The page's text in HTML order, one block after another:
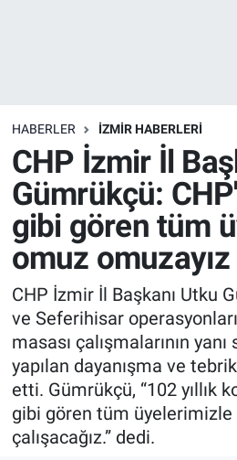
HABERLER İZMİR HABERLERİ
CHP İzmir İl
Gümrükçü:
gibi gören tüm
omuz omuzayız
CHP İzmir İl Başkanı Utku
ve Seferihisar
masası çalışmalarının yanı
yapılan dayanışma ve
etti. Gümrükçü, “102 yıllık
gibi gören tüm
çalışacağız.” dedi.